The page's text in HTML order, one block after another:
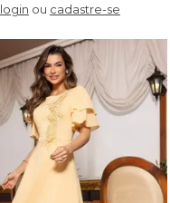
login ou cadastre-se